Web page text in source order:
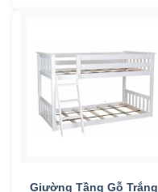
Giường Tầng Gỗ Trắng